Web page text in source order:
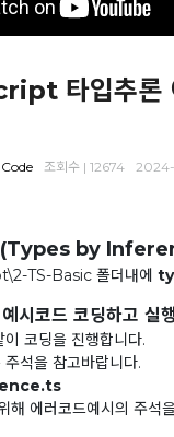
타입추론
조회수 | 12674 2024-
(Types by
TS-Basic 폴더내에
시코드 코딩하고 실행
코딩을 진행합니다.
석을 참고바랍니다.
해 에러코드예시의 주석